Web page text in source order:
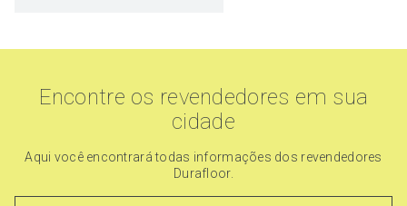
Encontre os revendedores em sua
cidade
Aqui você encontrará todas informações dos revendedores
Durafloor.